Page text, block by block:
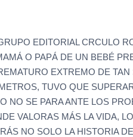
EDITORIAL CRCULO
O PAPÁ DE UN BEBÉ
EXTREMO DE
TUVO QUE
NO SE PARA ANTE LOS
VALORAS MÁS LA VIDA,
NO SOLO LA HISTORIA